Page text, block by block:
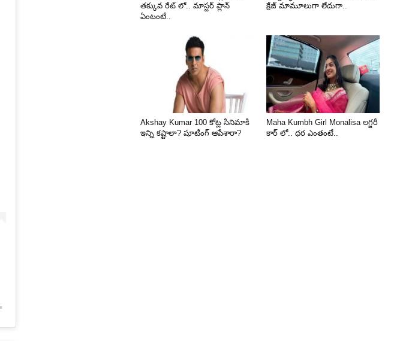
తక్కువ రేట్ లో.. మాస్టర్ ప్లాన్
ఏంటంటే..
క్రేజ్ మామూలుగా లేదుగా..
Akshay Kumar 100 కోట్ల సినిమాకి
ఇన్ని కష్టాలా? షూటింగ్ ఆపేశారా?
Maha Kumbh Girl Monalisa లగ్జరీ
కార్ లో.. ధర ఎంతంటే..